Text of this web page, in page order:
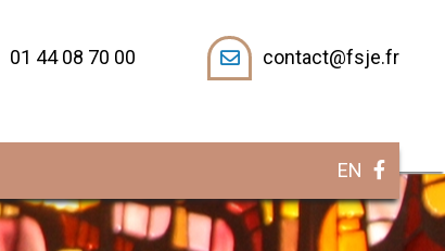
01 44 08 70 00 contact@fsje.fr
EN